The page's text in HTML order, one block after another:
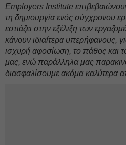
Employers Institute
τη δημιουργία ενός σύγχρονου
εστιάζει στην εξέλιξη των
κάνουν ιδιαίτερα υπερήφανους,
ισχυρή αφοσίωση, το πάθος και
μας, ενώ παράλληλα μας
διασφαλίσουμε ακόμα καλύτερα